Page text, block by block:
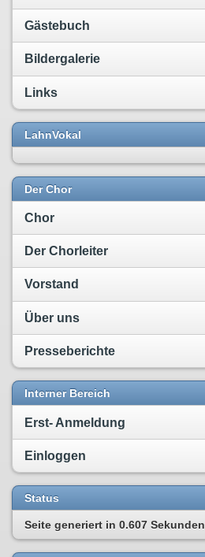
Gästebuch
Bildergalerie
Links
LahnVokal
Der Chor
Chor
Der Chorleiter
Vorstand
Über uns
Presseberichte
Interner Bereich
Erst- Anmeldung
Einloggen
Status
Seite generiert in 0.607 Sekunden